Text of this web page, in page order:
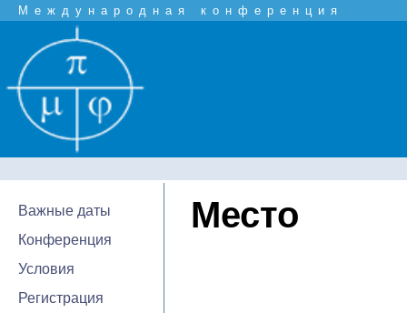
Международная конференция
Важные даты
Конференция
Условия
Регистрация
Место